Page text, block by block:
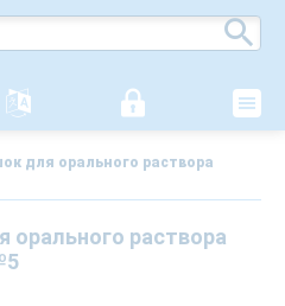
для орального раствора
раствора